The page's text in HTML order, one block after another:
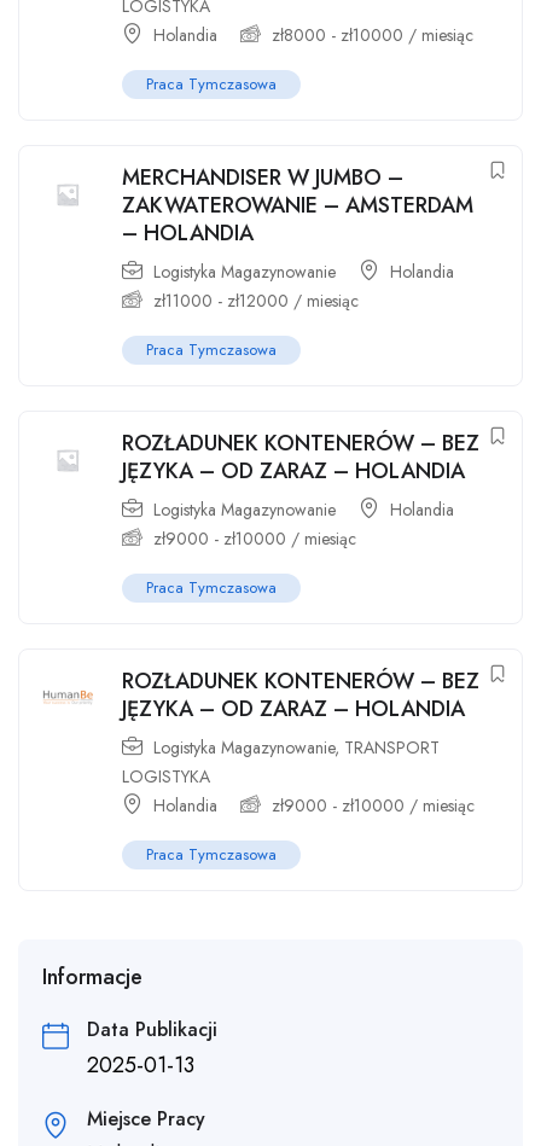
LOGISTYKA
Holandia
zł8000 - zł10000 / miesiąc
Praca Tymczasowa
MERCHANDISER W JUMBO –
ZAKWATEROWANIE – AMSTERDAM
– HOLANDIA
Logistyka Magazynowanie
Holandia
zł11000 - zł12000 / miesiąc
Praca Tymczasowa
ROZŁADUNEK KONTENERÓW – BEZ
JĘZYKA – OD ZARAZ – HOLANDIA
Logistyka Magazynowanie
Holandia
zł9000 - zł10000 / miesiąc
Praca Tymczasowa
ROZŁADUNEK KONTENERÓW – BEZ
JĘZYKA – OD ZARAZ – HOLANDIA
Logistyka Magazynowanie, TRANSPORT
LOGISTYKA
Holandia
zł9000 - zł10000 / miesiąc
Praca Tymczasowa
Informacje
Data Publikacji
2025-01-13
Miejsce Pracy